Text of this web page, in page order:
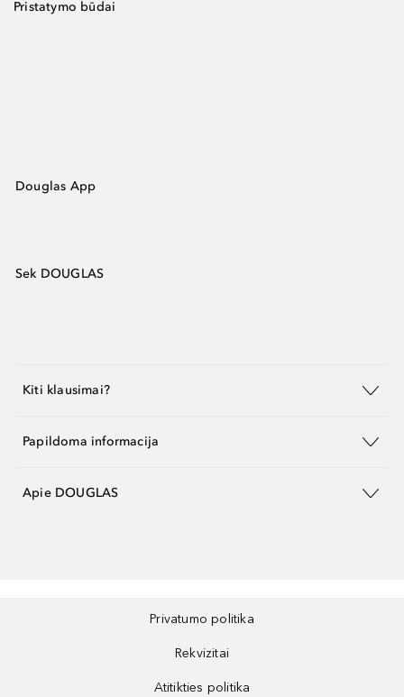
Pristatymo būdai
Douglas App
Sek DOUGLAS
Kiti klausimai?
Papildoma informacija
Apie DOUGLAS
Privatumo politika
Rekvizitai
Atitikties politika